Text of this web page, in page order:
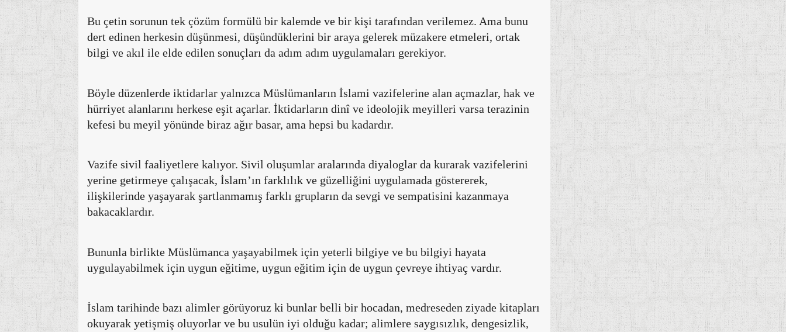
Bu çetin sorunun tek çözüm formülü bir kalemde ve bir kişi tarafından verilemez. Ama bunu
dert edinen herkesin düşünmesi, düşündüklerini bir araya gelerek müzakere etmeleri, ortak
bilgi ve akıl ile elde edilen sonuçları da adım adım uygulamaları gerekiyor.
Böyle düzenlerde iktidarlar yalnızca Müslümanların İslami vazifelerine alan açmazlar, hak ve
hürriyet alanlarını herkese eşit açarlar. İktidarların dinî ve ideolojik meyilleri varsa terazinin
kefesi bu meyil yönünde biraz ağır basar, ama hepsi bu kadardır.
Vazife sivil faaliyetlere kalıyor. Sivil oluşumlar aralarında diyaloglar da kurarak vazifelerini
yerine getirmeye çalışacak, İslam’ın farklılık ve güzelliğini uygulamada göstererek,
ilişkilerinde yaşayarak şartlanmamış farklı grupların da sevgi ve sempatisini kazanmaya
bakacaklardır.
Bununla birlikte Müslümanca yaşayabilmek için yeterli bilgiye ve bu bilgiyi hayata
uygulayabilmek için uygun eğitime, uygun eğitim için de uygun çevreye ihtiyaç vardır.
İslam tarihinde bazı alimler görüyoruz ki bunlar belli bir hocadan, medreseden ziyade kitapları
okuyarak yetişmiş oluyorlar ve bu usulün iyi olduğu kadar; alimlere saygısızlık, dengesizlik,